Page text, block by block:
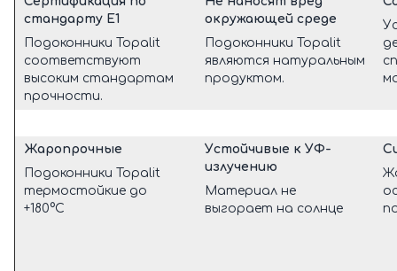
стандарту Е1
Подоконники Topalit
соответствуют
высоким стандартам
прочности.
окружающей среде
Подоконники Topalit
являются натуральным
продуктом.
Жаропрочные
Подоконники Topalit
термостойкие до
+180°С
Устойчивые к УФ-
излучению
Материал не
выгорает на солнце